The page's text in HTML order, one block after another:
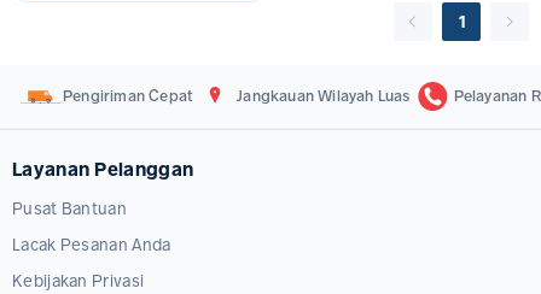
1
Pengiriman Cepat Jangkauan Wilayah Luas Pelayanan
Layanan Pelanggan
Pusat Bantuan
Lacak Pesanan Anda
Kebijakan Privasi